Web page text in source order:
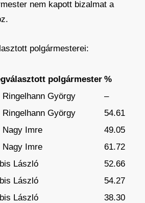
nem kapott bizalmat a
polgármesterei:
polgármester %
Ringelhann György
–
Ringelhann György
54.61
Nagy Imre
49.05
Nagy Imre
61.72
László
52.66
László
54.27
László
38.30